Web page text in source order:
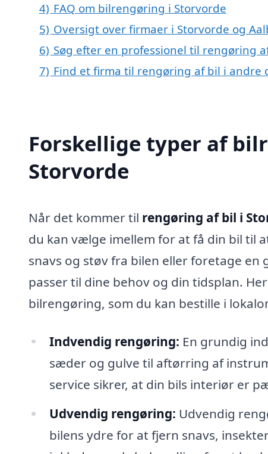
4) FAQ om bilrengøring i Storvorde
5) Oversigt over firmaer i Storvorde og
6) Søg efter en professionel til rengøring
7) Find et firma til rengøring af bil i andre
Forskellige typer af
Storvorde
Når det kommer til rengøring af bil i
du kan vælge imellem for at få din bil til
snavs og støv fra bilen eller foretage
passer til dine behov og din tidsplan.
bilrengøring, som du kan bestille i
Indvendig rengøring: En grundig
sæder og gulve til aftørring af
service sikrer, at din bils interiør er
Udvendig rengøring: Udvendig
bilens ydre for at fjern snavs,